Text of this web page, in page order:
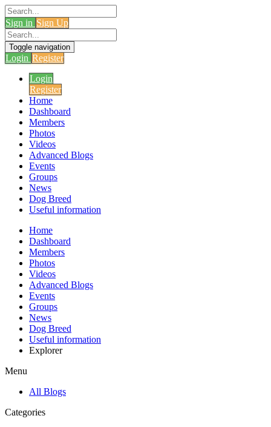
Sign in Sign Up
Toggle navigation
Login Register
Login
Register
Home
Dashboard
Members
Photos
Videos
Advanced Blogs
Events
Groups
News
Dog Breed
Useful information
Home
Dashboard
Members
Photos
Videos
Advanced Blogs
Events
Groups
News
Dog Breed
Useful information
Explorer
Menu
All Blogs
Categories